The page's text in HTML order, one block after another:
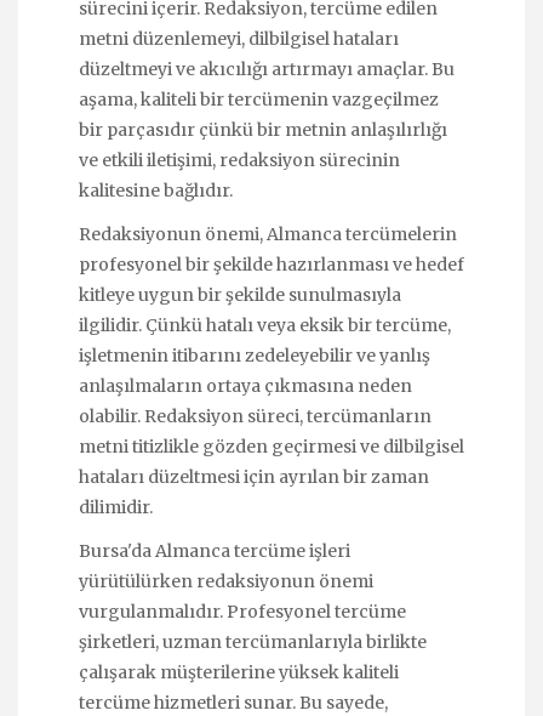
sürecini içerir. Redaksiyon, tercüme edilen
metni düzenlemeyi, dilbilgisel hataları
düzeltmeyi ve akıcılığı artırmayı amaçlar. Bu
aşama, kaliteli bir tercümenin vazgeçilmez
bir parçasıdır çünkü bir metnin anlaşılırlığı
ve etkili iletişimi, redaksiyon sürecinin
kalitesine bağlıdır.
Redaksiyonun önemi, Almanca tercümelerin
profesyonel bir şekilde hazırlanması ve hedef
kitleye uygun bir şekilde sunulmasıyla
ilgilidir. Çünkü hatalı veya eksik bir tercüme,
işletmenin itibarını zedeleyebilir ve yanlış
anlaşılmaların ortaya çıkmasına neden
olabilir. Redaksiyon süreci, tercümanların
metni titizlikle gözden geçirmesi ve dilbilgisel
hataları düzeltmesi için ayrılan bir zaman
dilimidir.
Bursa'da Almanca tercüme işleri
yürütülürken redaksiyonun önemi
vurgulanmalıdır. Profesyonel tercüme
şirketleri, uzman tercümanlarıyla birlikte
çalışarak müşterilerine yüksek kaliteli
tercüme hizmetleri sunar. Bu sayede,